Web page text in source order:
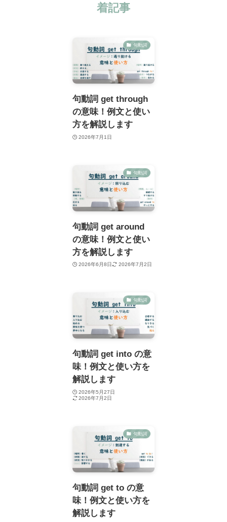
着記事
句動詞
句動詞 get through
の意味！例文と使い
方を解説します
2026年7月1日
句動詞
句動詞 get around
の意味！例文と使い
方を解説します
2026年6月8日 2026年7月2日
句動詞
句動詞 get into の意
味！例文と使い方を
解説します
2026年5月27日
2026年7月2日
句動詞
句動詞 get to の意
味！例文と使い方を
解説します